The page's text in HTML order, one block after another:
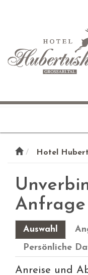
Hotel
Anfrage
Auswahl
Persönliche
Anreise und